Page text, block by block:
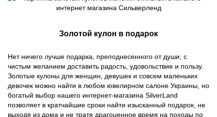
Золотой кулон в подарок
Нет ничего лучше подарка, преподнесенного от души, с
чистым желанием доставить радость, удовольствие и пользу.
Золотые кулоны для женщин, девушек и совсем маленьких
девочек можно найти в любом ювелирном салоне Украины, но
богатый выбор нашего интернет-магазина SilverLand
позволяет в кратчайшие сроки найти изысканный подарок, не
выходя из дома и не тратя драгоценное время на походы по